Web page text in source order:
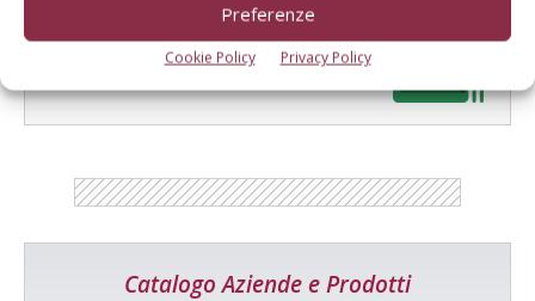
Preferenze
Cookie Policy Privacy Policy
Tecniche, prodotti e servizi dalle aziende
Catalogo Aziende e Prodotti